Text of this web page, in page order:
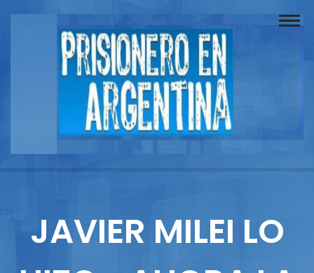
Buscador
Documentos
Reportajes
Columnistas
JAVIER MILEI LO